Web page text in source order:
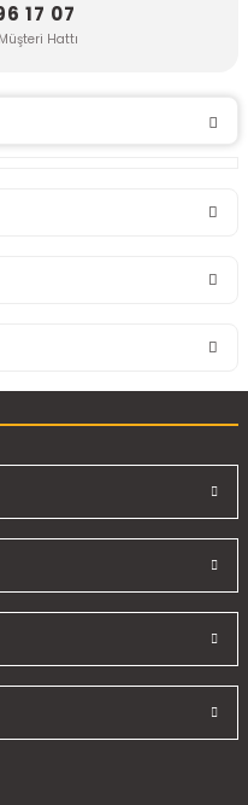
17 07
Hattı
öneri formunu
bulunuyor.
olmalı.